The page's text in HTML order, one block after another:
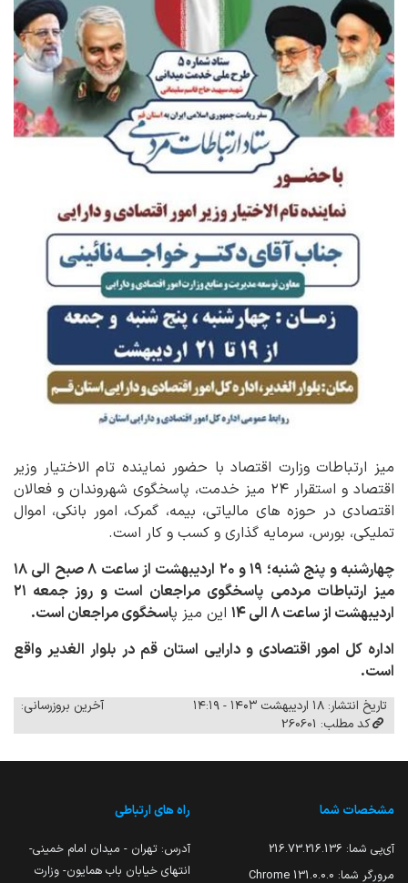
میز ارتباطات وزارت اقتصاد با حضور نماینده تام الاختیار وزیر
اقتصاد و استقرار ۲۴ میز خدمت، پاسخگوی شهروندان و فعالان
اقتصادی در حوزه های مالیاتی، بیمه، گمرک، امور بانکی، اموال
تملیکی، بورس، سرمایه گذاری و کسب و کار است.
چهارشنبه و پنج شنبه؛ ۱۹ و ۲۰ اردیبهشت از ساعت ۸ صبح الی ۱۸
میز ارتباطات مردمی پاسخگوی مراجعان است و روز جمعه ۲۱
اردیبهشت از ساعت ۸ الی ۱۴
این میز پاسخگوی مراجعان است.
اداره کل امور اقتصادی و دارایی استان قم در بلوار الغدیر واقع
است.
تاریخ انتشار: ۱۸ اردیبهشت ۱۴۰۳ - ۱۴:۱۹
آخرین بروزرسانی:
کد مطلب: 260601
مشخصات شما
آی‌پی شما: 216.73.216.136
مرورگر شما: 131.0.0.0 Chrome
راه های ارتباطی
آدرس: تهران - میدان امام خمینی-
انتهای خیابان باب همایون- وزارت